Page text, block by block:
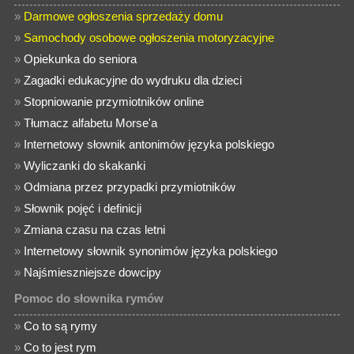
» Darmowe ogłoszenia sprzedaży domu
» Samochody osobowe ogłoszenia motoryzacyjne
»Opiekunka do seniora
»Zagadki edukacyjne do wydruku dla dzieci
» Stopniowanie przymiotników online
»Tłumacz alfabetu Morse'a
» Internetowy słownik antonimów języka polskiego
»Wyliczanki do skakanki
»Odmiana przez przypadki przymiotników
» Słownik pojęć i definicji
»Zmiana czasu na czas letni
» Internetowy słownik synonimów języka polskiego
» Najśmieszniejsze dowcipy
Pomoc do słownika rymów
»Co to są rymy
»Co to jest rym